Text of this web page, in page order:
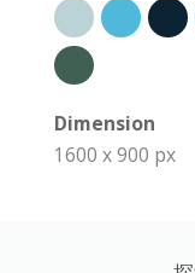
Dimension
1600 x 900 px